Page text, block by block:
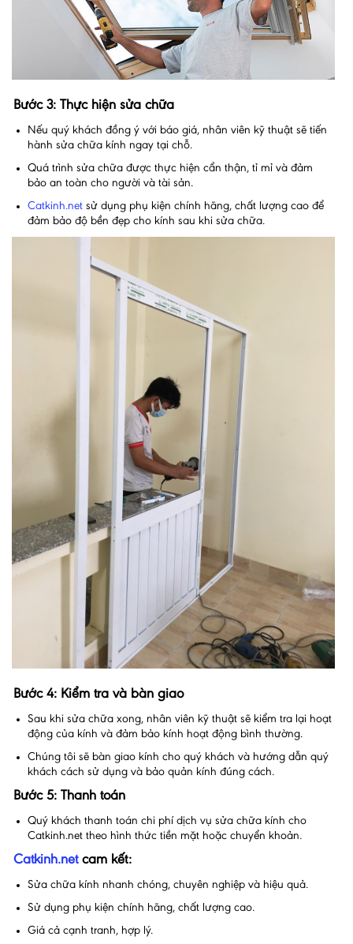
Bước 3: Thực hiện sửa chữa
Nếu quý khách đồng ý với báo giá, nhân viên kỹ thuật sẽ tiến
hành sửa chữa kính ngay tại chỗ.
Quá trình sửa chữa được thực hiện cẩn thận, tỉ mỉ và đảm
bảo an toàn cho người và tài sản.
Catkinh.net sử dụng phụ kiện chính hãng, chất lượng cao để
đảm bảo độ bền đẹp cho kính sau khi sửa chữa.
Bước 4: Kiểm tra và bàn giao
Sau khi sửa chữa xong, nhân viên kỹ thuật sẽ kiểm tra lại hoạt
động của kính và đảm bảo kính hoạt động bình thường.
Chúng tôi sẽ bàn giao kính cho quý khách và hướng dẫn quý
khách cách sử dụng và bảo quản kính đúng cách.
Bước 5: Thanh toán
Quý khách thanh toán chi phí dịch vụ sửa chữa kính cho
Catkinh.net theo hình thức tiền mặt hoặc chuyển khoản.
Catkinh.netcam kết:
Sửa chữa kính nhanh chóng, chuyên nghiệp và hiệu quả.
Sử dụng phụ kiện chính hãng, chất lượng cao.
Giá cả cạnh tranh, hợp lý.